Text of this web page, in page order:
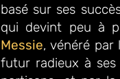
basé sur ses
qui devint peu à
Messie, vénéré par
futur radieux à